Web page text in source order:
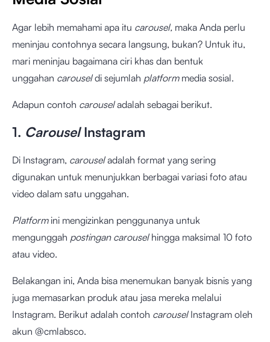
Agar lebih memahami apa itu carousel, maka Anda perlu
meninjau contohnya secara langsung, bukan? Untuk itu,
mari meninjau bagaimana ciri khas dan bentuk
unggahan carouseldi sejumlah platform media sosial.
Adapun contoh carouseladalah sebagai berikut.
1. CarouselInstagram
Di Instagram, carouseladalah format yang sering
digunakan untuk menunjukkan berbagai variasi foto atau
video dalam satu unggahan.
Platform ini mengizinkan penggunanya untuk
mengunggah postingan carousel hingga maksimal 10 foto
atau video.
Belakangan ini, Anda bisa menemukan banyak bisnis yang
juga memasarkan produk atau jasa mereka melalui
Instagram. Berikut adalah contoh carousel Instagram oleh
akun @cmlabsco.